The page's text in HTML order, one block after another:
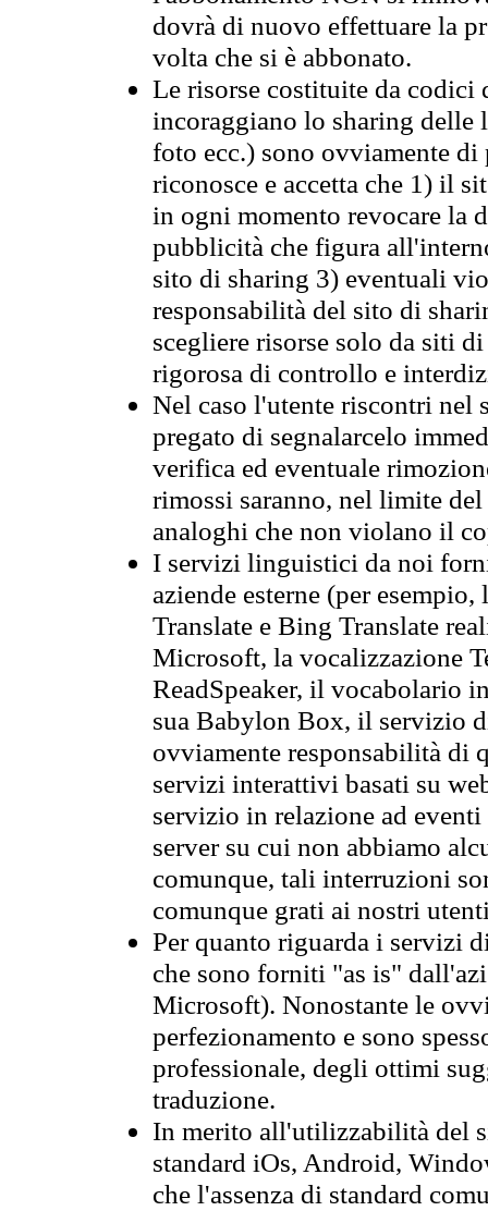
dovrà di nuovo effettuare la
volta che si è abbonato.
Le risorse costituite da codici
incoraggiano lo sharing
foto ecc.) sono ovviamente
riconosce e accetta che 1) il
in ogni momento revocare la
pubblicità che figura
sito di sharing 3) eventuali
responsabilità del sito di
scegliere risorse solo da siti
rigorosa di controllo e
Nel caso l'utente riscontri nel
pregato di segnalarcelo
verifica ed eventuale
rimossi saranno, nel limite
analoghi che non violano il
I servizi linguistici da noi
aziende esterne (per
Translate e Bing Translate
Microsoft, la vocalizzazione
ReadSpeaker, il vocabolario
sua Babylon Box, il servizio
ovviamente responsabilità di
servizi interattivi basati su
servizio in relazione ad
server su cui non abbiamo
comunque, tali interruzioni
comunque grati ai nostri
Per quanto riguarda i servizi
che sono forniti "as is"
Microsoft). Nonostante le
perfezionamento e sono
professionale, degli ottimi
traduzione.
In merito all'utilizzabilità del
standard iOs, Android,
che l'assenza di standard